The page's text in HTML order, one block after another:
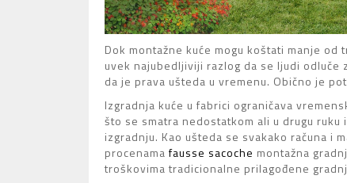
Dok montažne kuće mogu koštati manje
uvek najubedljiviji razlog da se ljudi odluče
da je prava ušteda u vremenu. Obično je
Izgradnja kuće u fabrici ograničava
što se smatra nedostatkom ali u drugu
izgradnju. Kao ušteda se svakako računa i
procenama fausse sacoche montažna
troškovima tradicionalne prilagođene